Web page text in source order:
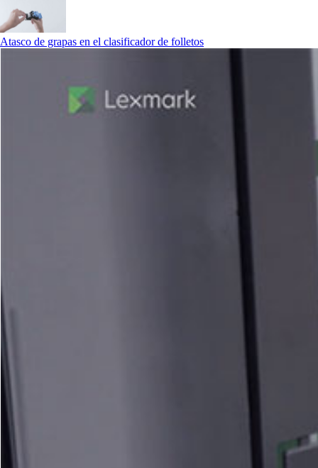
Atasco de grapas en el clasificador de folletos